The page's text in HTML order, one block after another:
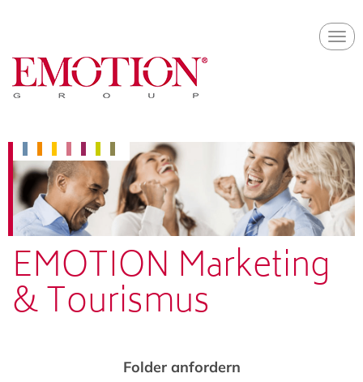
main
content
EMOTION Marketing
& Tourismus
Folder anfordern